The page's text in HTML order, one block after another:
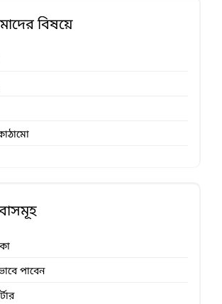
বিষয়ে
পাবেন